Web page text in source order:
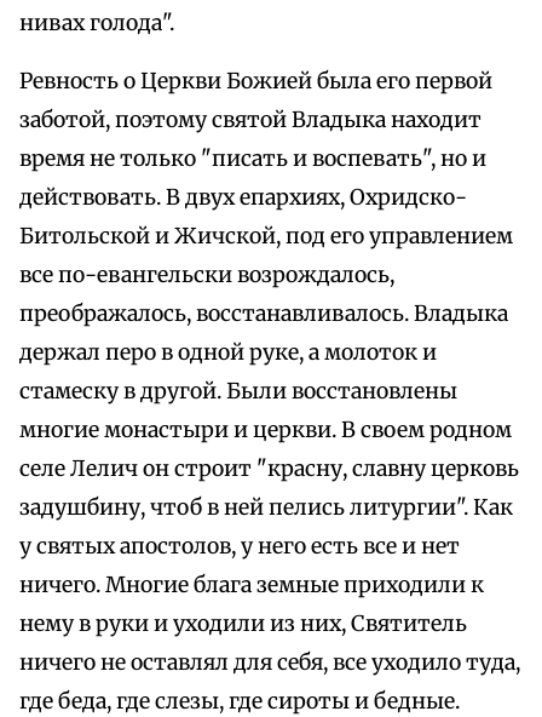
нивах голода".
Ревность о Церкви Божией была его первой
заботой, поэтому святой Владыка находит
время не только "писать и воспевать", но и
действовать. В двух епархиях, Охридско-
Битольской и Жичской, под его управлением
все по-евангельски возрождалось,
преображалось, восстанавливалось. Владыка
держал перо в одной руке, а молоток и
стамеску в другой. Были восстановлены
многие монастыри и церкви. В своем родном
селе Лелич он строит "красну, славну церковь
задушбину, чтоб в ней пелись литургии". Как
у святых апостолов, у него есть все и нет
ничего. Многие блага земные приходили к
нему в руки и уходили из них, Святитель
ничего не оставлял для себя, все уходило туда,
где беда, где слезы, где сироты и бедные.